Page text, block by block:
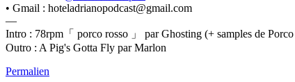
• Gmail : hoteladrianopodcast@gmail.com
—
Intro : 78rpm「 porco rosso 」 par Ghosting (+ samples de
Outro : A Pig's Gotta Fly par Marlon
Permalien